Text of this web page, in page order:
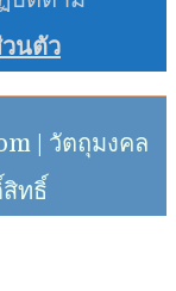
นตัว
| วัตถุมงคล
สิทธิ์